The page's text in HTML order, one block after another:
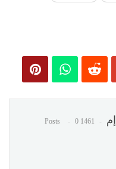
1461 Posts
0